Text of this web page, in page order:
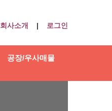
회사소개 | 로그인
공장/우사매물